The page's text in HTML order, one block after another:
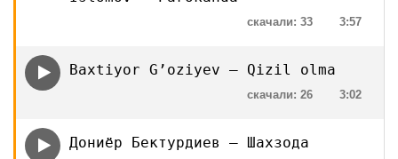
3:57
скачали: 33
Baxtiyor G’oziyev — Qizil olma
3:02
скачали: 26
Дониёр Бектурдиев — Шахзода